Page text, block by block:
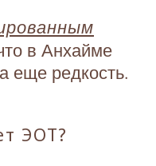
в Анхайме
еще редкость.
ЭОТ?